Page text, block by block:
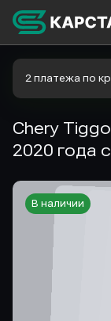
2 платежа по
Chery
2020 года
В наличии